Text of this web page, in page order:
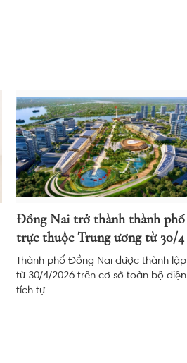
Đồng Nai trở thành thành phố
trực thuộc Trung ương từ 30/4
Thành phố Đồng Nai được thành lập
từ 30/4/2026 trên cơ sở toàn bộ diện
tích tự...